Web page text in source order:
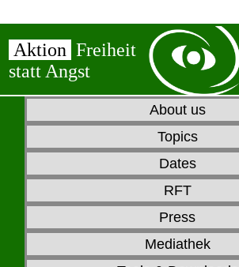
Aktion Freiheit
statt Angst
About us
Topics
Dates
RFT
Press
Mediathek